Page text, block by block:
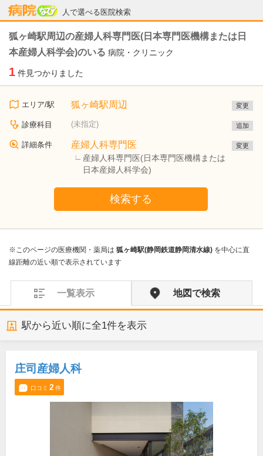
人で選べる医院検索
病院なび
狐ヶ崎駅周辺の産婦人科専門医(日本専門医機構または日
本産婦人科学会)のいる 病院・クリニック
1 件見つかりました
エリア/駅 狐ヶ崎駅周辺 変更
診療科目 (未指定) 追加
詳細条件 産婦人科専門医
産婦人科専門医(日本専門医機構または
日本産婦人科学会)
変更
検索する
※このページの医療機関・薬局は 狐ヶ崎駅(静岡鉄道静岡清水線) を中心に直
線距離の近い順で表示されています
一覧表示 地図で検索
駅から近い順に全1件を表示
庄司産婦人科
口コミ 2件